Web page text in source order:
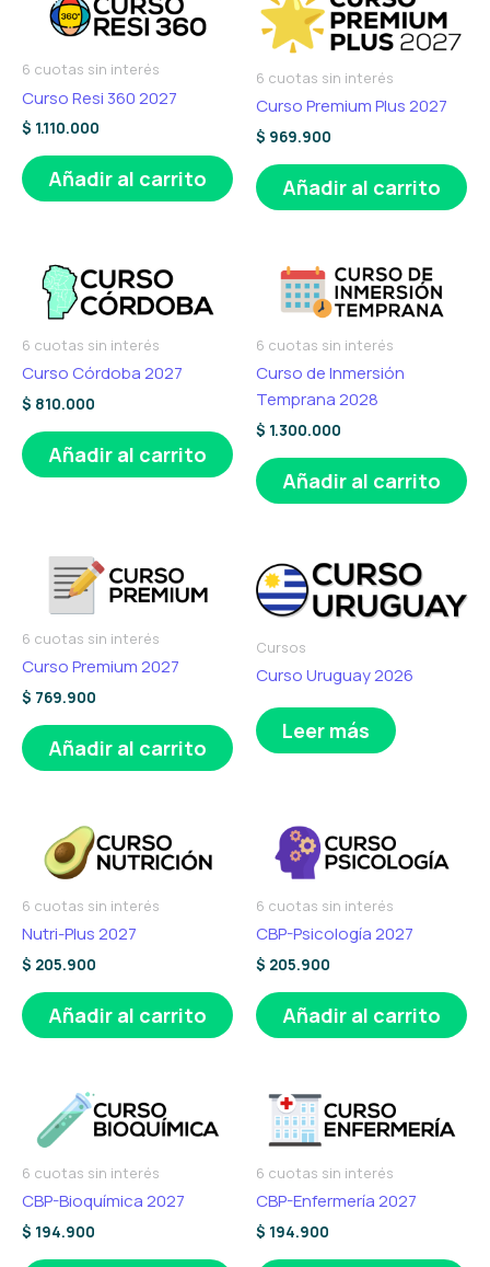
6 cuotas sin interés
Curso Resi 360 2027
$ 1.110.000
Añadir al carrito
6 cuotas sin interés
Curso Premium Plus 2027
$ 969.900
Añadir al carrito
6 cuotas sin interés
Curso Córdoba 2027
$ 810.000
Añadir al carrito
6 cuotas sin interés
Curso de Inmersión
Temprana 2028
$ 1.300.000
Añadir al carrito
6 cuotas sin interés
Curso Premium 2027
$ 769.900
Añadir al carrito
Cursos
Curso Uruguay 2026
Leer más
6 cuotas sin interés
Nutri-Plus 2027
$ 205.900
Añadir al carrito
6 cuotas sin interés
CBP-Psicología 2027
$ 205.900
Añadir al carrito
6 cuotas sin interés
CBP-Bioquímica 2027
$ 194.900
6 cuotas sin interés
CBP-Enfermería 2027
$ 194.900